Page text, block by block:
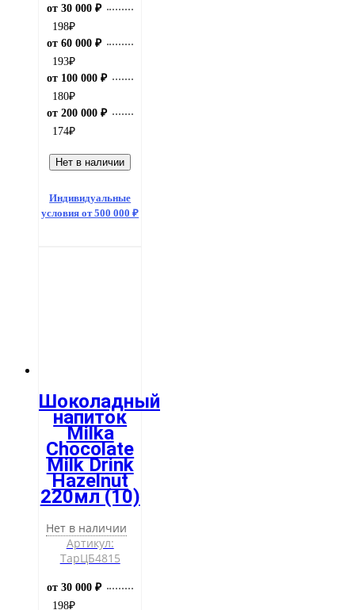
от 30 000 ₽
198₽
от 60 000 ₽
193₽
от 100 000 ₽
180₽
от 200 000 ₽
174₽
Нет в наличии
Индивидуальные
условия от 500 000 ₽
Шоколадный
напиток
Milka
Chocolate
Milk Drink
Hazelnut
220мл (10)
Нет в наличии
Артикул:
ТарЦБ4815
от 30 000 ₽
198₽